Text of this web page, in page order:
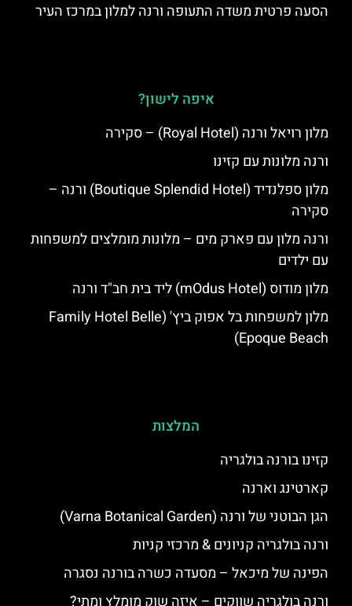
הסעה פרטית משדה התעופה ורנה למלון במרכז העיר
איפה לישון?
מלון רויאל ורנה (Royal Hotel) – סקירה
ורנה מלונות עם קזינו
מלון ספלנדיד (Boutique Splendid Hotel) ורנה –
סקירה
ורנה מלון עם פארק מים – מלונות מומלצים למשפחות
עם ילדים
מלון מודוס (mOdus Hotel) ליד בית חב"ד ורנה
מלון למשפחות בל אפוק ביץ' (Family Hotel Belle
Epoque Beach)
המלצות
קזינו בורנה בולגריה
קארטינג וארנה
הגן הבוטני של ורנה (Varna Botanical Garden)
ורנה בולגריה קניונים & מרכזי קניות
הפינה של מיכאל – מסעדה כשרה בורנה נסגרה
ורנה בולגריה שווקים – איזה שוק מומלץ ומתי?